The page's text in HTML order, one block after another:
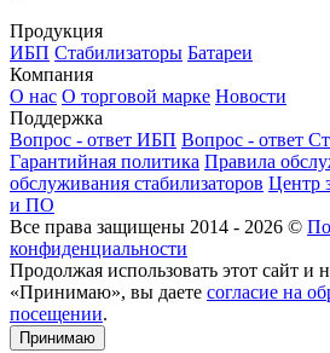
Продукция
ИБП Стабилизаторы Батареи
Компания
О нас О торговой марке Новости
Поддержка
Вопрос - ответ ИБП Вопрос - ответ
Гарантийная политика Правила
обслуживания стабилизаторов Центр
и ПО
Все права защищены 2014 - 2026 ©
конфиденциальности
Продолжая использовать этот сайт и
«Принимаю», вы даете согласие на
посещении.
Принимаю